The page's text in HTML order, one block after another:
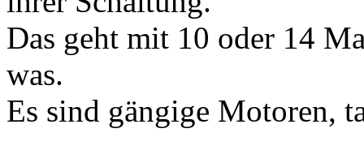
Das geht mit 10 oder 14
was.
Es sind gängige Motoren,